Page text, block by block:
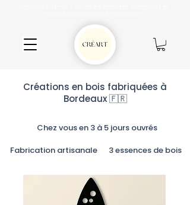
Créations en bois fabriquées à
Bordeaux 🇫🇷
Chez vous en 3 à 5 jours ouvrés
Fabrication artisanale
3 essences de bois